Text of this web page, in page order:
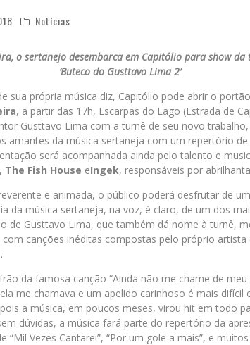
Notícias
o sertanejo desembarca em Capitólio para show
‘Buteco do Gusttavo Lima 2’
sua própria música diz, Capitólio pode abrir o
, a partir das 17h, Escarpas do Lago (Estrada de
Gusttavo Lima com a turnê de seu novo trabalho,
amantes da música sertaneja com um repertório
será acompanhada ainda pelo talento e
, The Fish House eIngek, responsáveis por
e animada, o público poderá desfrutar de
da música sertaneja, na voz, é claro, de um dos
de Gusttavo Lima, que também dá nome à turnê,
canções inéditas compostas pelo próprio
da famosa canção “Ainda não me chame de
me chamava e um apelido carinhoso é mais difícil
a música, em poucos meses, virou hit em todo
dúvidas, a música fará parte do repertório da
“Mil Vezes Cantarei”, “Por um gole a mais”, e